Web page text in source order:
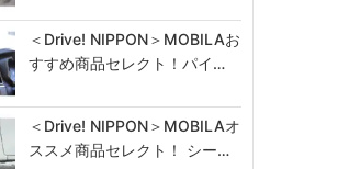
＜Drive! NIPPON＞MOBILAお
すすめ商品セレクト！パイ…
＜Drive! NIPPON＞MOBILAオ
ススメ商品セレクト！ シー…